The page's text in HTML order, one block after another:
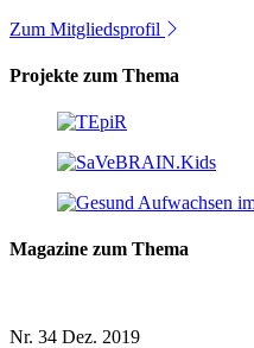
Zum Mitgliedsprofil
Projekte zum Thema
Magazine zum Thema
Nr. 34 Dez. 2019